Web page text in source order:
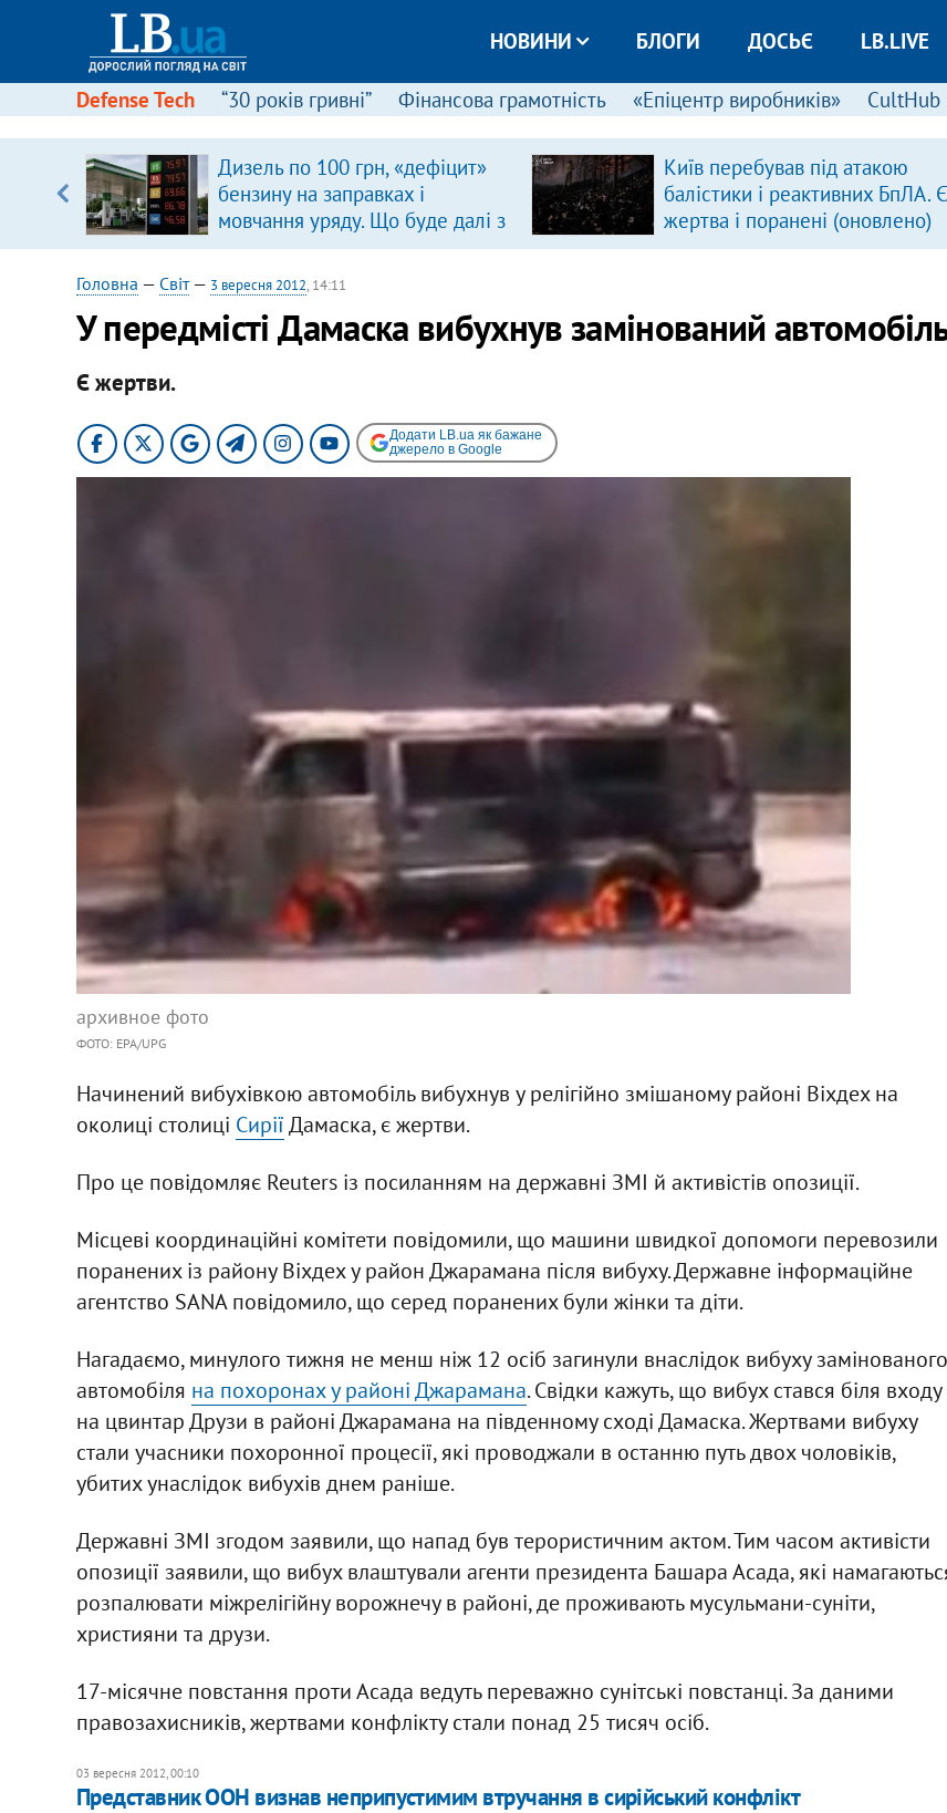
НОВИНИ БЛОГИ ДОСЬЄ LB.LIVE
Defense Tech “30 років гривні” Фінансова грамотність «Епіцентр виробників» CultHub
Дизель по 100 грн, «дефіцит»
бензину на заправках і
мовчання уряду. Що буде далі з
цінами на пальне?
Київ перебував під атакою
балістики і реактивних БпЛА. Є
жертва і поранені (оновлено)
Головна — Світ— 3 вересня 2012, 14:11
У передмісті Дамаска вибухнув замінований
Є жертви.
Додати LB.ua як бажане
джерело в Google
архивное фото
ФОТО: EPA/UPG
Начинений вибухівкою автомобіль вибухнув у релігійно змішаному районі Віхдех на
околиці столиці СиріїДамаска, є жертви.
Про це повідомляє Reuters із посиланням на державні ЗМІ й активістів опозиції.
Місцеві координаційні комітети повідомили, що машини швидкої допомоги перевозили
поранених із району Віхдех у район Джарамана після вибуху. Державне інформаційне
агентство SANA повідомило, що серед поранених були жінки та діти.
Нагадаємо, минулого тижня не менш ніж 12 осіб загинули внаслідок вибуху замінованого
автомобіля на похоронах у районі Джарамана. Свідки кажуть, що вибух стався біля входу
на цвинтар Друзи в районі Джарамана на південному сході Дамаска. Жертвами вибуху
стали учасники похоронної процесії, які проводжали в останню путь двох чоловіків,
убитих унаслідок вибухів днем раніше.
Державні ЗМІ згодом заявили, що напад був терористичним актом. Тим часом активісти
опозиції заявили, що вибух влаштували агенти президента Башара Асада, які
розпалювати міжрелігійну ворожнечу в районі, де проживають мусульмани-суніти,
християни та друзи.
17-місячне повстання проти Асада ведуть переважно сунітські повстанці. За даними
правозахисників, жертвами конфлікту стали понад 25 тисяч осіб.
03 вересня 2012, 00:10
Представник ООН визнав неприпустимим втручання в сирійський конфлікт